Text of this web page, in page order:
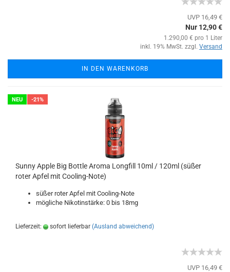
UVP 16,49 €
Nur 12,90 €
1.290,00 € pro 1 Liter
inkl. 19% MwSt. zzgl. Versand
IN DEN WARENKORB
NEU -21%
Sunny Apple Big Bottle Aroma Longfill 10ml / 120ml (süßer
roter Apfel mit Cooling-Note)
süßer roter Apfel mit Cooling-Note
mögliche Nikotinstärke: 0 bis 18mg
Lieferzeit: sofort lieferbar (Ausland abweichend)
UVP 16,49 €